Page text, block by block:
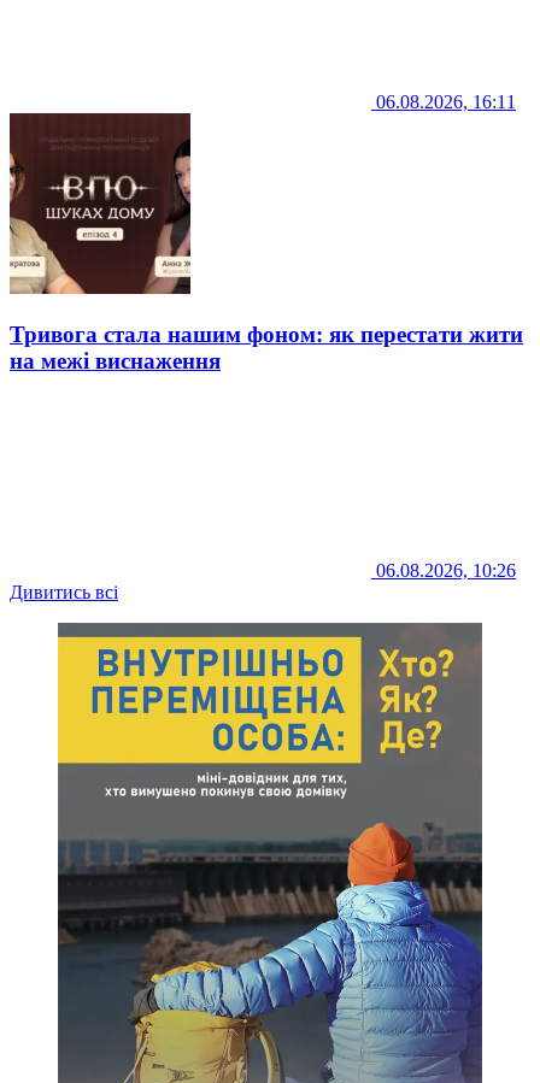
06.08.2026, 16:11
Тривога стала нашим фоном: як перестати жити
на межі виснаження
06.08.2026, 10:26
Дивитись всі